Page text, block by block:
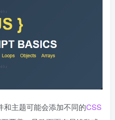
和主题可能会添加不同的CSS